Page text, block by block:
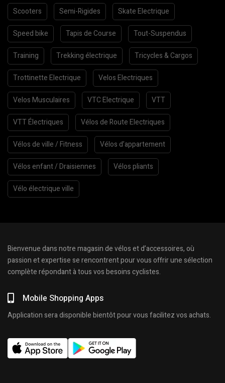
Scooters Semi-Rigides Skate Electrique
Speed bike Tapis de Course Tout-Suspendus
Training Trekking électrique Tricycles & Cargos
Trottinette Electrique Velos Electriques
Velos Musculaires VTC Electrique VTT
VTT Électriques Vélos de Route Electriques
Vélos de ville / Fitness Vélos d’appartement
Vélos enfant / Draisiennes Vélos pliants
Vélo électrique ville
Bienvenue dans notre magasin de vélos et d’accessoires, où
passion et expertise se rencontrent pour vous offrir une sélection
complète répondant à tous vos besoins cyclistes.
Mobile Shopping Apps
Application sera disponible bientôt pour vous facilitez vos achats.